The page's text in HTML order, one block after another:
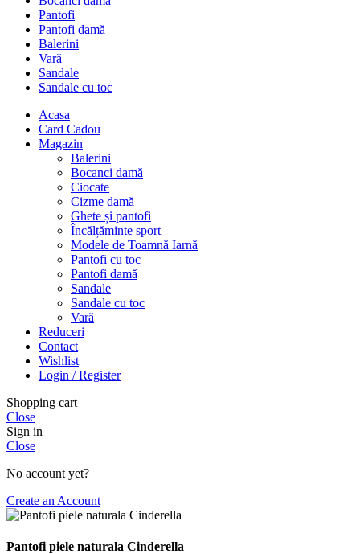
Pantofi
Pantofi damă
Balerini
Vară
Sandale
Sandale cu toc
Acasa
Card Cadou
Magazin
Balerini
Bocanci damă
Ciocate
Cizme damă
Ghete și pantofi
Încălțăminte sport
Modele de Toamnă Iarnă
Pantofi cu toc
Pantofi damă
Sandale
Sandale cu toc
Vară
Reduceri
Contact
Wishlist
Login / Register
Shopping cart
Close
Sign in
Close
No account yet?
Create an Account
Pantofi piele naturala Cinderella